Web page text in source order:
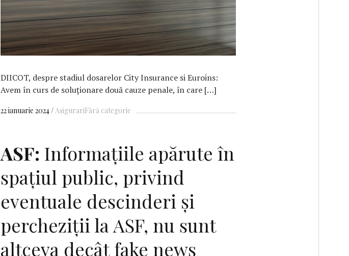
DIICOT, despre stadiul dosarelor City Insurance si Euroins:
Avem în curs de soluţionare două cauze penale, în care […]
22 ianuarie 2024 AsigurariFără categorie
ASF: Informațiile apărute în
spațiul public, privind
eventuale descinderi și
percheziții la ASF, nu sunt
altceva decât fake news